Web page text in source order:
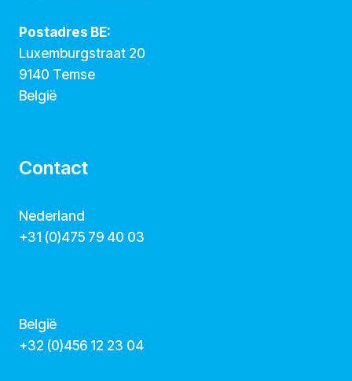
Postadres BE:
Luxemburgstraat 20
9140 Temse
België
Contact
Nederland
+31 (0)475 79 40 03
België
‭+32 (0)456 12 23 04‬